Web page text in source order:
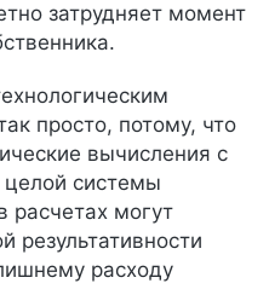
затрудняет момент
просто, потому, что
вычисления с
целой системы
расчетах могут
результативности
расходу